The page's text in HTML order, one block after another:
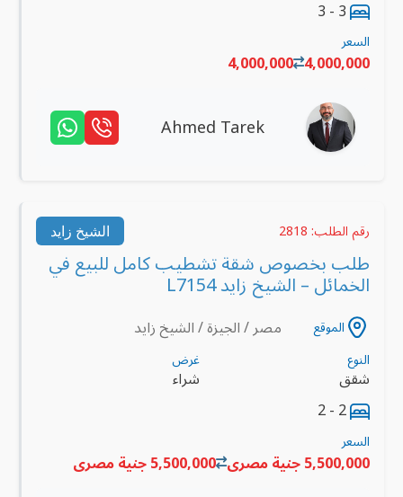
السعر
4,000,000
4,000,000
Ahmed Tarek
رقم الطلب: 2818 الشيخ زايد
طلب بخصوص شقة تشطيب كامل للبيع في
الخمائل – الشيخ زايد L7154
الموقع مصر / الجيزة / الشيخ زايد
النوع
شقق
غرض
شراء
2 - 2
السعر
5,500,000 جنية مصرى 5,500,000 جنية مصرى